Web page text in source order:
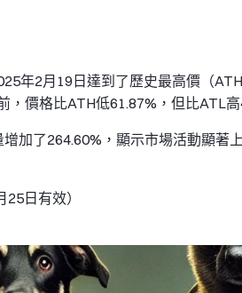
年2月19日達到了歷史最高價（
，價格比ATH低61.87%，但比ATL
加了264.60%，顯示市場活動顯著
日有效）